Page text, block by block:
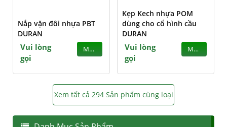
Nắp vặn đôi nhựa PBT
DURAN
Vui lòng
gọi
MUA
Kẹp Kech nhựa POM
dùng cho cổ hình cầu
DURAN
Vui lòng
gọi
MUA
Xem tất cả 294 Sản phẩm cùng loại